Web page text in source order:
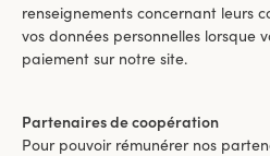
renseignements concernant leurs
vos données personnelles lorsque
paiement sur notre site.
Partenaires de coopération
Pour pouvoir rémunérer nos